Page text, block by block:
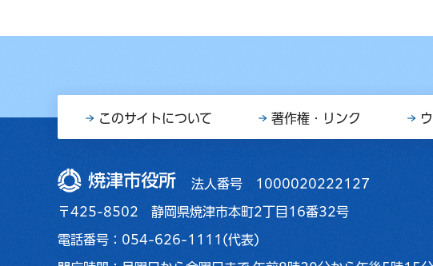
このサイトについて 著作権・リンク
焼津市役所 法人番号 1000020222127
〒425-8502 静岡県焼津市本町2丁目16番32号
電話番号：054-626-1111(代表)